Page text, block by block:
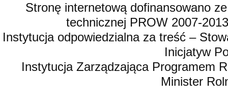
Stronę internetową dofinansowano
technicznej PROW 2007-
Instytucja odpowiedzialna za treść –
Inicjatyw
Instytucja Zarządzająca Programem
Minister